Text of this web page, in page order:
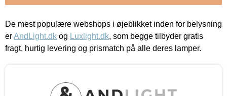
De mest populære webshops i øjeblikket inden for belysning
erAndLight.dk og Luxlight.dk, som begge tilbyder gratis
fragt, hurtig levering og prismatch på alle deres lamper.